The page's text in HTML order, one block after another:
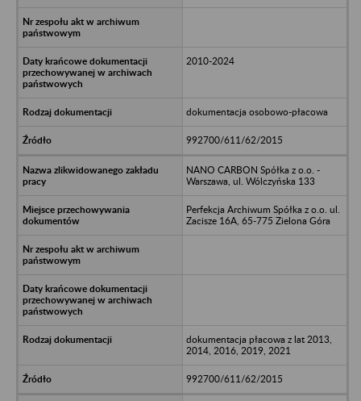
2010-2024
dokumentacja osobowo-płacowa
992700/611/62/2015
NANO CARBON Spółka z o.o. -
Warszawa, ul. Wólczyńska 133
Perfekcja Archiwum Spółka z o.o. ul.
Zacisze 16A, 65-775 Zielona Góra
dokumentacja płacowa z lat 2013,
2014, 2016, 2019, 2021
992700/611/62/2015